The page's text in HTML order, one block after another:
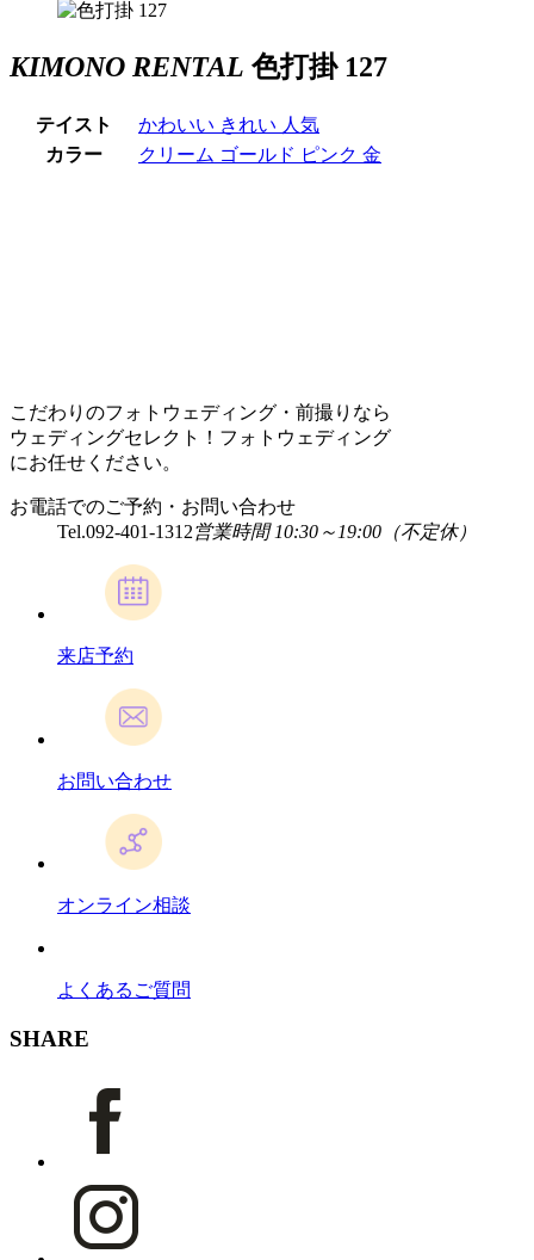
KIMONO RENTAL 色打掛 127
テイスト かわいい きれい 人気
カラー
クリーム ゴールド ピンク 金
こだわりのフォトウェディング・前撮りなら
ウェディングセレクト！フォトウェディング
にお任せください。
お電話でのご予約・お問い合わせ
Tel.092-401-1312営業時間 10:30～19:00（不定休）
来店予約
お問い合わせ
オンライン相談
よくあるご質問
SHARE